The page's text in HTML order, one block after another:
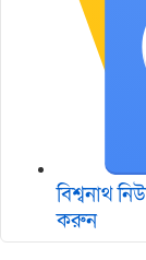
বিশ্বনাথ
করুন